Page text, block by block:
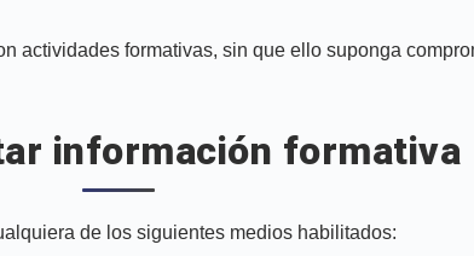
actividades formativas, sin que ello suponga
información formativa
de los siguientes medios habilitados: